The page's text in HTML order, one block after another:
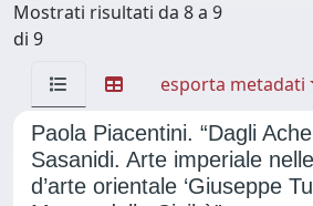
Mostrati risultati da 8 a 9
di 9
esporta metadati
Paola Piacentini. “Dagli
Sasanidi. Arte imperiale
d’arte orientale ‘Giuseppe